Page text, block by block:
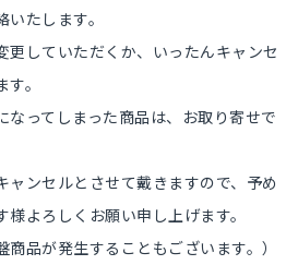
たします。
していただくか、いったんキャンセ
。
ってしまった商品は、お取り寄せで
ャンセルとさせて戴きますので、予め
よろしくお願い申し上げます。
商品が発生することもございます。）